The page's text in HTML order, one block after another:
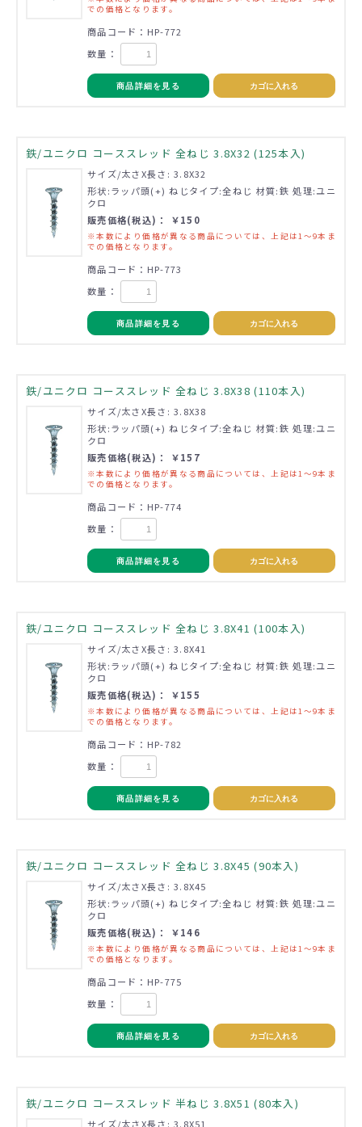
での価格となります。
商品コード：HP-772
数量：
商品詳細を見る カゴに入れる
鉄/ユニクロ コーススレッド 全ねじ 3.8X32 (125本入)
サイズ/太さX長さ: 3.8X32
形状:ラッパ頭(+) ねじタイプ:全ねじ 材質:鉄 処理:ユニ
クロ
販売価格(税込)： ￥150
※本数により価格が異なる商品については、上記は1～9本ま
での価格となります。
商品コード：HP-773
数量：
商品詳細を見る カゴに入れる
鉄/ユニクロ コーススレッド 全ねじ 3.8X38 (110本入)
サイズ/太さX長さ: 3.8X38
形状:ラッパ頭(+) ねじタイプ:全ねじ 材質:鉄 処理:ユニ
クロ
販売価格(税込)： ￥157
※本数により価格が異なる商品については、上記は1～9本ま
での価格となります。
商品コード：HP-774
数量：
商品詳細を見る カゴに入れる
鉄/ユニクロ コーススレッド 全ねじ 3.8X41 (100本入)
サイズ/太さX長さ: 3.8X41
形状:ラッパ頭(+) ねじタイプ:全ねじ 材質:鉄 処理:ユニ
クロ
販売価格(税込)： ￥155
※本数により価格が異なる商品については、上記は1～9本ま
での価格となります。
商品コード：HP-782
数量：
商品詳細を見る カゴに入れる
鉄/ユニクロ コーススレッド 全ねじ 3.8X45 (90本入)
サイズ/太さX長さ: 3.8X45
形状:ラッパ頭(+) ねじタイプ:全ねじ 材質:鉄 処理:ユニ
クロ
販売価格(税込)： ￥146
※本数により価格が異なる商品については、上記は1～9本ま
での価格となります。
商品コード：HP-775
数量：
商品詳細を見る カゴに入れる
鉄/ユニクロ コーススレッド 半ねじ 3.8X51 (80本入)
サイズ/太さX長さ: 3.8X51